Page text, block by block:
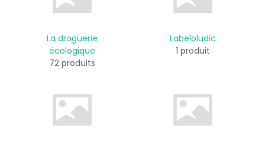
La droguerie
écologique
72 produits
Labeloludic
1 produit